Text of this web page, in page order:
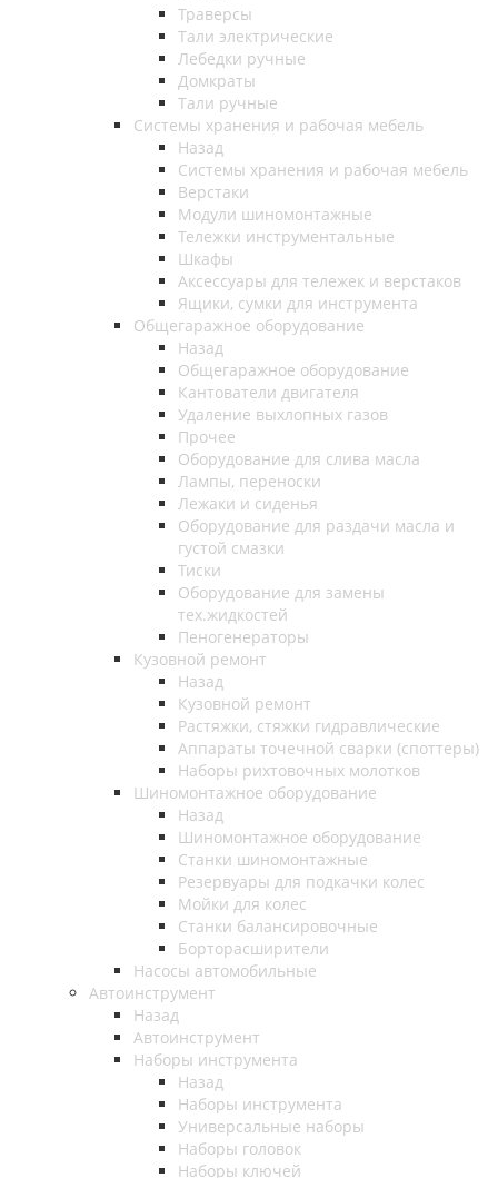
Траверсы
Тали электрические
Лебедки ручные
Домкраты
Тали ручные
Системы хранения и рабочая мебель
Назад
Системы хранения и рабочая мебель
Верстаки
Модули шиномонтажные
Тележки инструментальные
Шкафы
Аксессуары для тележек и верстаков
Ящики, сумки для инструмента
Общегаражное оборудование
Назад
Общегаражное оборудование
Кантователи двигателя
Удаление выхлопных газов
Прочее
Оборудование для слива масла
Лампы, переноски
Лежаки и сиденья
Оборудование для раздачи масла и
густой смазки
Тиски
Оборудование для замены
тех.жидкостей
Пеногенераторы
Кузовной ремонт
Назад
Кузовной ремонт
Растяжки, стяжки гидравлические
Аппараты точечной сварки (споттеры)
Наборы рихтовочных молотков
Шиномонтажное оборудование
Назад
Шиномонтажное оборудование
Станки шиномонтажные
Резервуары для подкачки колес
Мойки для колес
Станки балансировочные
Борторасширители
Насосы автомобильные
Автоинструмент
Назад
Автоинструмент
Наборы инструмента
Назад
Наборы инструмента
Универсальные наборы
Наборы головок
Наборы ключей